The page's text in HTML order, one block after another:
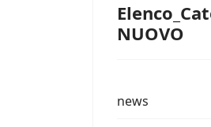
NUOVO
news